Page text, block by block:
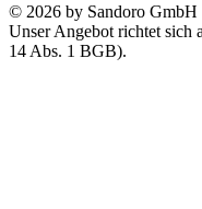
© 2026 by Sandoro GmbH
Unser Angebot richtet sich
14 Abs. 1 BGB).